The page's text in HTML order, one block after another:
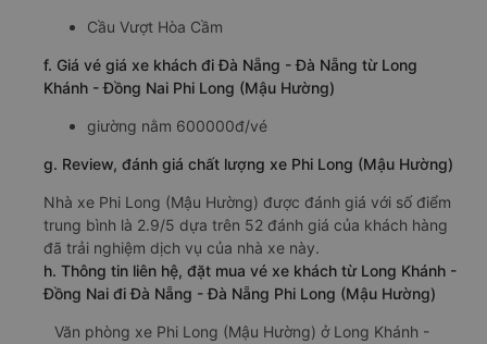
Cầu Vượt Hòa Cầm
f. Giá vé giá xe khách đi Đà Nẵng - Đà Nẵng từ Long
Khánh - Đồng Nai Phi Long (Mậu Hường)
giường nằm 600000đ/vé
g. Review, đánh giá chất lượng xe Phi Long (Mậu Hường)
Nhà xe Phi Long (Mậu Hường) được đánh giá với số điểm
trung bình là 2.9/5 dựa trên 52 đánh giá của khách hàng
đã trải nghiệm dịch vụ của nhà xe này.
h. Thông tin liên hệ, đặt mua vé xe khách từ Long Khánh -
Đồng Nai đi Đà Nẵng - Đà Nẵng Phi Long (Mậu Hường)
Văn phòng xe Phi Long (Mậu Hường) ở Long Khánh -